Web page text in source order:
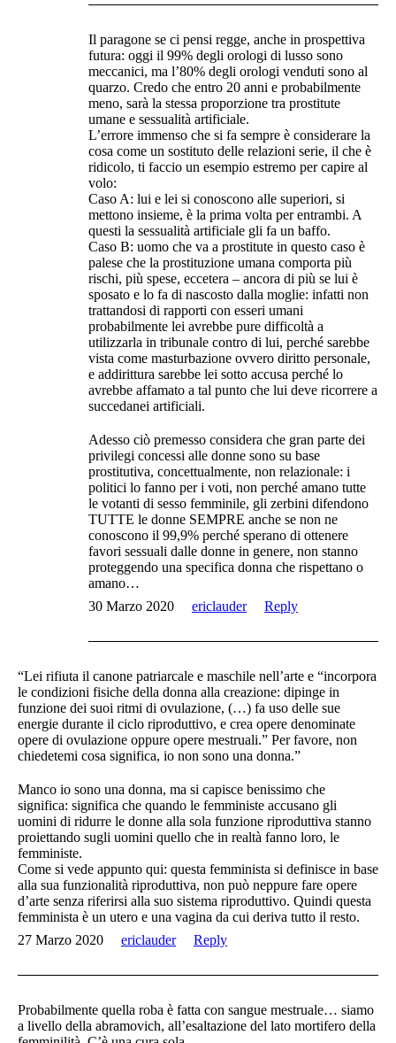
Il paragone se ci pensi regge, anche in prospettiva
futura: oggi il 99% degli orologi di lusso sono
meccanici, ma l’80% degli orologi venduti sono al
quarzo. Credo che entro 20 anni e probabilmente
meno, sarà la stessa proporzione tra prostitute
umane e sessualità artificiale.
L’errore immenso che si fa sempre è considerare la
cosa come un sostituto delle relazioni serie, il che è
ridicolo, ti faccio un esempio estremo per capire al
volo:
Caso A: lui e lei si conoscono alle superiori, si
mettono insieme, è la prima volta per entrambi. A
questi la sessualità artificiale gli fa un baffo.
Caso B: uomo che va a prostitute in questo caso è
palese che la prostituzione umana comporta più
rischi, più spese, eccetera – ancora di più se lui è
sposato e lo fa di nascosto dalla moglie: infatti non
trattandosi di rapporti con esseri umani
probabilmente lei avrebbe pure difficoltà a
utilizzarla in tribunale contro di lui, perché sarebbe
vista come masturbazione ovvero diritto personale,
e addirittura sarebbe lei sotto accusa perché lo
avrebbe affamato a tal punto che lui deve ricorrere a
succedanei artificiali.
Adesso ciò premesso considera che gran parte dei
privilegi concessi alle donne sono su base
prostitutiva, concettualmente, non relazionale: i
politici lo fanno per i voti, non perché amano tutte
le votanti di sesso femminile, gli zerbini difendono
TUTTE le donne SEMPRE anche se non ne
conoscono il 99,9% perché sperano di ottenere
favori sessuali dalle donne in genere, non stanno
proteggendo una specifica donna che rispettano o
amano…
30 Marzo 2020
ericlauder Reply
“Lei rifiuta il canone patriarcale e maschile nell’arte e “incorpora
le condizioni fisiche della donna alla creazione: dipinge in
funzione dei suoi ritmi di ovulazione, (…) fa uso delle sue
energie durante il ciclo riproduttivo, e crea opere denominate
opere di ovulazione oppure opere mestruali.” Per favore, non
chiedetemi cosa significa, io non sono una donna.”
Manco io sono una donna, ma si capisce benissimo che
significa: significa che quando le femministe accusano gli
uomini di ridurre le donne alla sola funzione riproduttiva stanno
proiettando sugli uomini quello che in realtà fanno loro, le
femministe.
Come si vede appunto qui: questa femminista si definisce in base
alla sua funzionalità riproduttiva, non può neppure fare opere
d’arte senza riferirsi alla suo sistema riproduttivo. Quindi questa
femminista è un utero e una vagina da cui deriva tutto il resto.
27 Marzo 2020
ericlauder Reply
Probabilmente quella roba è fatta con sangue mestruale… siamo
a livello della abramovich, all’esaltazione del lato mortifero della